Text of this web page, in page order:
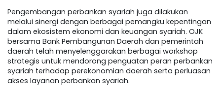
Pengembangan perbankan syariah juga dilakukan
melalui sinergi dengan berbagai pemangku kepentingan
dalam ekosistem ekonomi dan keuangan syariah. OJK
bersama Bank Pembangunan Daerah dan pemerintah
daerah telah menyelenggarakan berbagai workshop
strategis untuk mendorong penguatan peran perbankan
syariah terhadap perekonomian daerah serta perluasan
akses layanan perbankan syariah.